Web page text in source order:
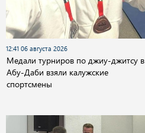
12:41 06 августа 2026
Медали турниров по джиу-джитсу в
Абу-Даби взяли калужские
спортсмены